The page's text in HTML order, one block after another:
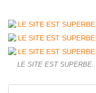
LE SITE EST